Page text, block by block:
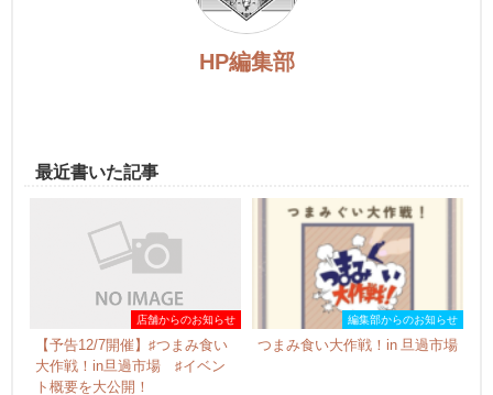
HP編集部
最近書いた記事
店舗からのお知らせ
【予告12/7開催】♯つまみ食い
大作戦！in旦過市場 ♯イベン
ト概要を大公開！
編集部からのお知らせ
つまみ食い大作戦！in 旦過市場